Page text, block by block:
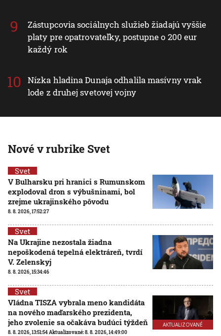
Zástupcovia sociálnych služieb žiadajú vyššie
platy pre opatrovateľky, postupne o 200 eur
každý rok
Nízka hladina Dunaja odhalila masívny vrak
lode z druhej svetovej vojny
Nové v rubrike Svet
Svet
V Bulharsku pri hranici s Rumunskom
explodoval dron s výbušninami, bol
zrejme ukrajinského pôvodu
8. 8. 2026, 17:52:27
Svet
Na Ukrajine nezostala žiadna
nepoškodená tepelná elektráreň, tvrdí
V. Zelenskyj
8. 8. 2026, 15:34:46
AKTUALIZOVANÉ
Svet
Vládna TISZA vybrala meno kandidáta
na nového maďarského prezidenta,
jeho zvolenie sa očakáva budúci týždeň
8. 8. 2026, 13:51:54Aktualizované:8. 8. 2026, 14:49:00